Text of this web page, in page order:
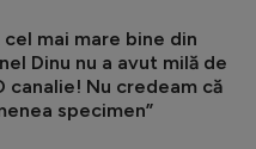
mai mare bine din
Dinu nu a avut milă de
canalie! Nu credeam că
specimen”